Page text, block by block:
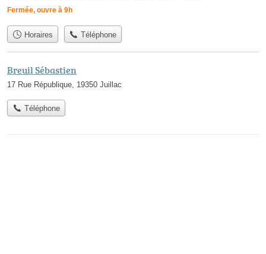
Fermée, ouvre à 9h
Horaires Téléphone
Breuil Sébastien
17 Rue République, 19350 Juillac
Téléphone